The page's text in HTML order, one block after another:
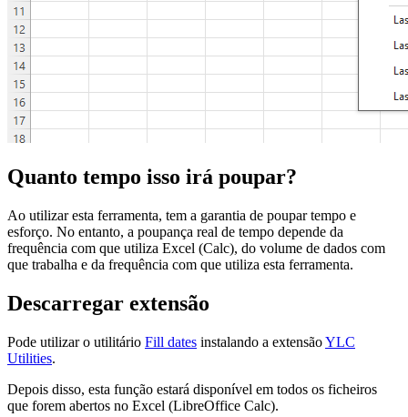
Quanto tempo isso irá poupar?
Ao utilizar esta ferramenta, tem a garantia de poupar tempo e
esforço. No entanto, a poupança real de tempo depende da
frequência com que utiliza Excel (Calc), do volume de dados com
que trabalha e da frequência com que utiliza esta ferramenta.
Descarregar extensão
Pode utilizar o utilitário Fill dates instalando a extensãoYLC
Utilities.
Depois disso, esta função estará disponível em todos os ficheiros
que forem abertos no Excel (LibreOffice Calc).